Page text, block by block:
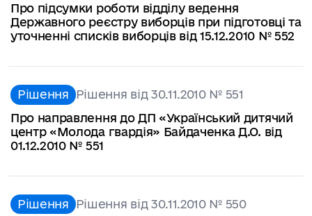
Про підсумки роботи відділу ведення
Державного реєстру виборців при підготовці та
уточненні списків виборців від 15.12.2010 № 552
Рішення Рішення від 30.11.2010 № 551
Про направлення до ДП «Український дитячий
центр «Молода гвардія» Байдаченка Д.О. від
01.12.2010 № 551
Рішення Рішення від 30.11.2010 № 550